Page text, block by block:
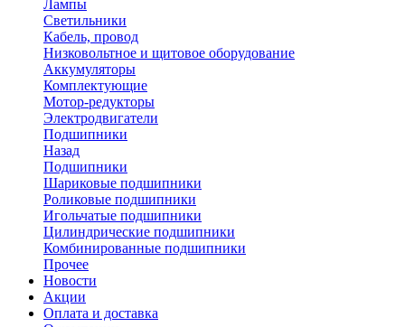
Лампы
Светильники
Кабель, провод
Низковольтное и щитовое оборудование
Аккумуляторы
Комплектующие
Мотор-редукторы
Электродвигатели
Подшипники
Назад
Подшипники
Шариковые подшипники
Роликовые подшипники
Игольчатые подшипники
Цилиндрические подшипники
Комбинированные подшипники
Прочее
Новости
Акции
Оплата и доставка